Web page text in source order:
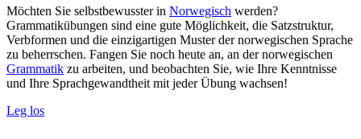
Möchten Sie selbstbewusster in Norwegisch werden?
Grammatikübungen sind eine gute Möglichkeit, die Satzstruktur,
Verbformen und die einzigartigen Muster der norwegischen Sprache
zu beherrschen. Fangen Sie noch heute an, an der norwegischen
Grammatik zu arbeiten, und beobachten Sie, wie Ihre Kenntnisse
und Ihre Sprachgewandtheit mit jeder Übung wachsen!
Leg los